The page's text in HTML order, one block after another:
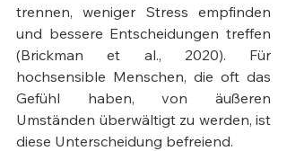
trennen, weniger Stress empfinden
und bessere Entscheidungen treffen
(Brickman et al., 2020). Für
hochsensible Menschen, die oft das
Gefühl haben, von äußeren
Umständen überwältigt zu werden, ist
diese Unterscheidung befreiend.